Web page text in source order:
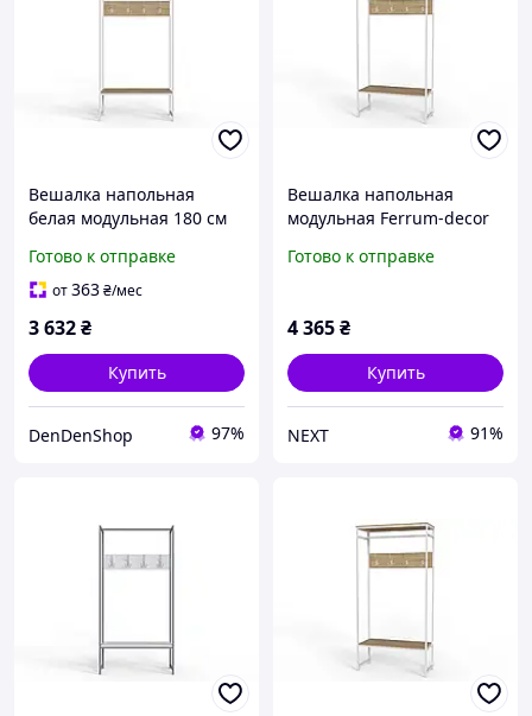
Вешалка напольная
белая модульная 180 см
Сонома для хранения
верхней одежды и
Готово к отправке
от363₴/мес
3 632₴
Купить
DenDenShop 97%
Вешалка напольная
модульная Ferrum-decor
белый ДСП Дуб Сонома
Готово к отправке
4 365₴
Купить
NEXT 91%